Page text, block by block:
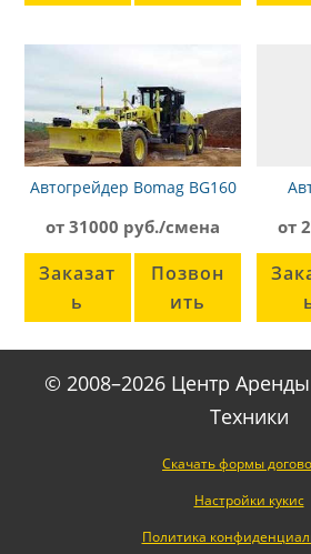
Автогрейдер Bomag BG160
от 31000 руб./смена
Заказат
ь
Позвон
ить
от
© 2008–2026 Центр
Техники
Скачать формы
Настройки кукис
Политика